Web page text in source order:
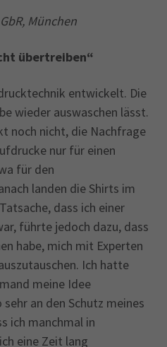
München
übertreiben“
entwickelt. Die
wieder auswaschen lässt.
noch nicht, die Nachfrage
nur für einen
für den
landen die Shirts im
dass ich einer
führte jedoch dazu, dass
habe, mich mit Experten
Ich hatte
meine Idee
an den Schutz meines
ich manchmal in
eine Zeit lang